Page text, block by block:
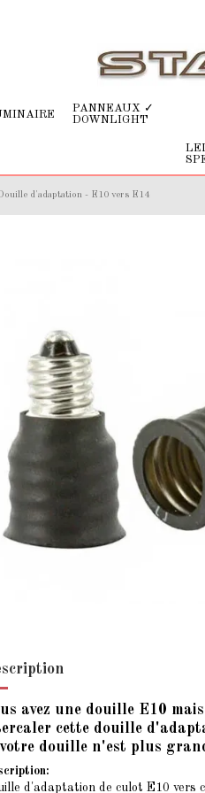
PANNEAUX ✓
DOWNLIGHT
d'adaptation - E10 vers E14
avez une douille E10
cette douille
douille n'est plus
d'adaptation de culot E10 vers